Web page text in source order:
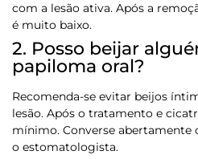
com a lesão ativa. Após a
é muito baixo.
2. Posso beijar
papiloma oral?
Recomenda-se evitar beijos
lesão. Após o tratamento e
mínimo. Converse abertamente
o estomatologista.